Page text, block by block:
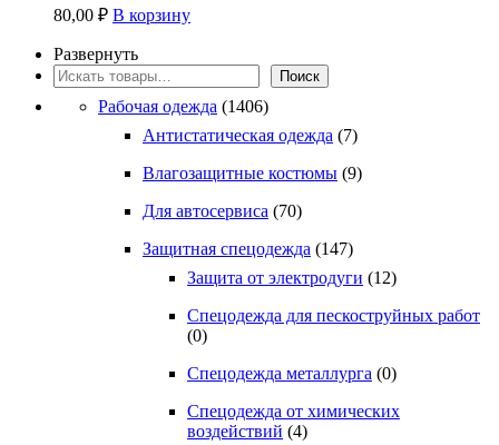
товара.
80,00 ₽ В корзину
Развернуть
Поиск
Поиск
Рабочая одежда (1406)
Антистатическая одежда (7)
Влагозащитные костюмы (9)
Для автосервиса (70)
Защитная спецодежда (147)
Защита от электродуги (12)
Спецодежда для пескоструйных работ
(0)
Спецодежда металлурга (0)
Спецодежда от химических
воздействий (4)